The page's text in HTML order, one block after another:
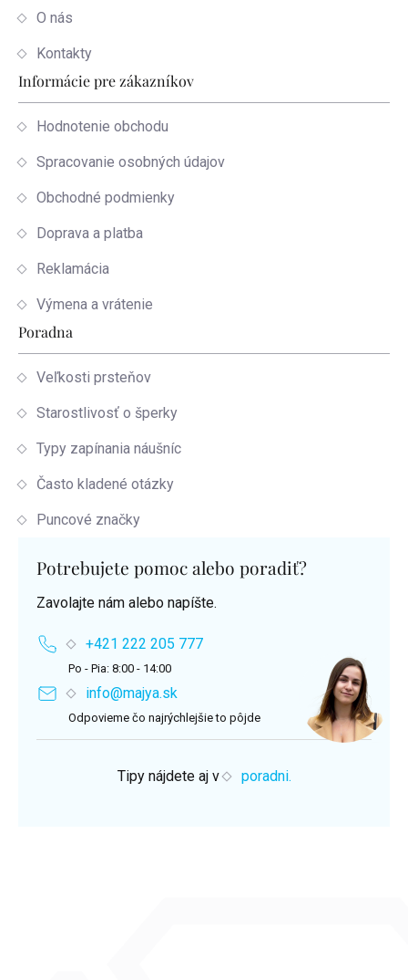
O nás
Kontakty
Informácie pre zákazníkov
Hodnotenie obchodu
Spracovanie osobných údajov
Obchodné podmienky
Doprava a platba
Reklamácia
Výmena a vrátenie
Poradna
Veľkosti prsteňov
Starostlivosť o šperky
Typy zapínania náušníc
Často kladené otázky
Puncové značky
Potrebujete pomoc alebo poradiť?
Zavolajte nám alebo napíšte.
+421 222 205 777
Po - Pia: 8:00 - 14:00
info@majya.sk
Odpovieme čo najrýchlejšie to pôjde
Tipy nájdete aj v poradni.